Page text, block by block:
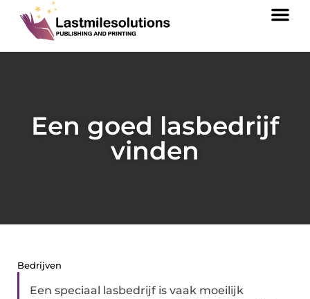
Een goed lasbedrijf
vinden
Bedrijven
Een speciaal lasbedrijf is vaak moeilijk